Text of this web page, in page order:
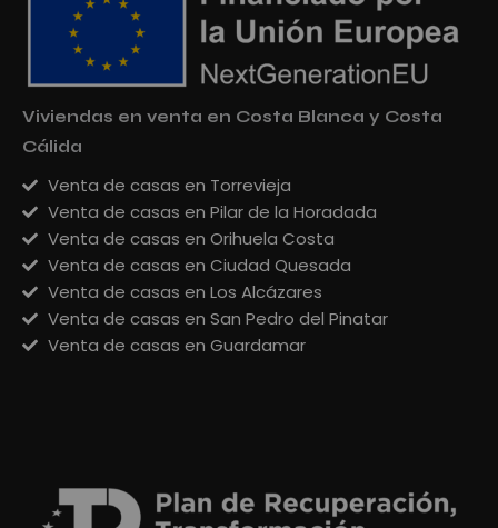
Viviendas en venta en Costa Blanca y Costa
Cálida
Venta de casas en Torrevieja
Venta de casas en Pilar de la Horadada
Venta de casas en Orihuela Costa
Venta de casas en Ciudad Quesada
Venta de casas en Los Alcázares
Venta de casas en San Pedro del Pinatar
Venta de casas en Guardamar